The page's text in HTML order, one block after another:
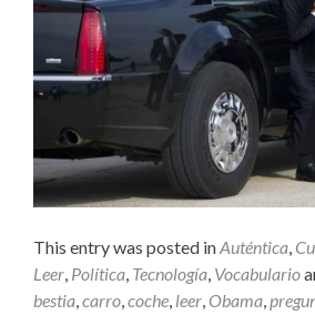
This entry was posted inAuténtica,
Leer, Política, Tecnología, Vocabulario
bestia,carro,coche, leer, Obama,